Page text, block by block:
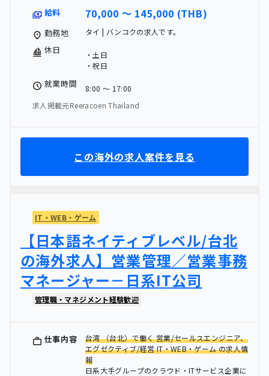
給料 70,000 〜 145,000 (THB)
勤務地 タイ | バンコクの求人です。
休日
・土日
・祝日
就業時間
8:00 〜 17:00
求人掲載元Reeracoen Thailand
この海外の求人案件を見る
IT・WEB・ゲーム
【日本語ネイティブレベル/台北
の海外求人】営業管理／営業事務
マネージャー－日系IT公司
管理職・マネジメント経験歓迎
仕事内容
台湾 （台北）で働く 営業/セールスエンジニア、
エグゼクティブ/経営 IT・WEB・ゲーム の求人情
報
日系大手グループのクラウド・ITサービス企業に